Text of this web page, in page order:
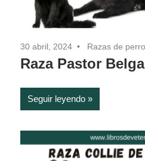
30 abril, 2024 Razas de
Raza Pastor
Seguir leyendo